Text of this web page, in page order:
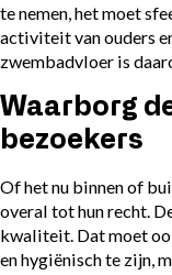
te nemen, het moet
activiteit van ouders
zwembadvloer is
Waarborg
bezoekers
Of het nu binnen of
overal tot hun recht.
kwaliteit. Dat moet
en hygiënisch te zijn,